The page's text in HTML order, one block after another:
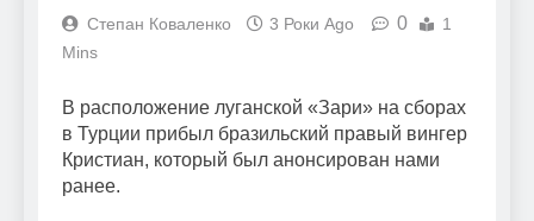
Степан Коваленко 3 Роки Ago 0
1
Mins
В расположение луганской «Зари» на сборах
в Турции прибыл бразильский правый вингер
Кристиан, который был анонсирован нами
ранее.